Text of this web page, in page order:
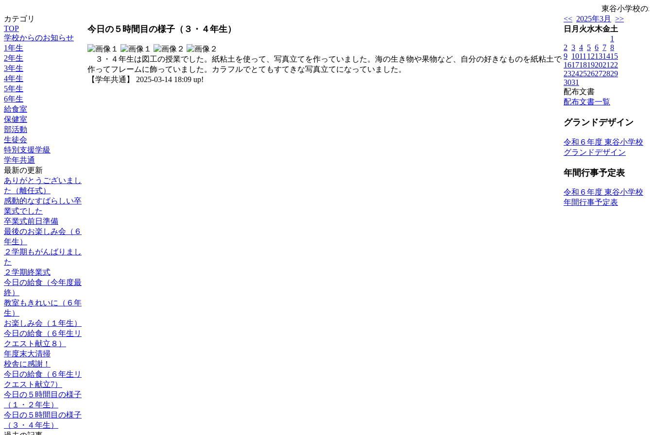
東谷小学校の
カテゴリ
TOP
学校からのお知らせ
1年生
2年生
3年生
4年生
5年生
6年生
給食室
保健室
部活動
生徒会
特別支援学級
学年共通
最新の更新
ありがとうございまし
た（離任式）
感動的なすばらしい卒
業式でした
卒業式前日準備
最後のお楽しみ会（６
年生）
２学期もがんばりまし
た
２学期終業式
今日の給食（今年度最
終）
教室もきれいに（６年
生）
お楽しみ会（１年生）
今日の給食（６年生リ
クエスト献立８）
年度末大清掃
校舎に感謝！
今日の給食（６年生リ
クエスト献立7）
今日の５時間目の様子
（１・２年生）
今日の５時間目の様子
（３・４年生）
今日の５時間目の様子（３・４年生）
３・４年生は図工の授業でした。紙粘土を使って、写真立てを作っていました。海の生き物や果物など、自分の好きなものを紙粘土で
作ってフレームに飾っていました。カラフルでとてもすてきな写真立てになっていました。
【学年共通】 2025-03-14 18:09 up!
<< 2025年3月
>>
日 月 火水木金土
1
2 3 4 5 6 7 8
9 1011 12131415
161718192021 22
23242526272829
3031
配布文書
配布文書一覧
グランドデザイン
令和６年度 東谷小学校
グランドデザイン
年間行事予定表
令和６年度 東谷小学校
年間行事予定表